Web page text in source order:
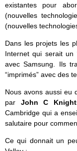
existantes pour
(nouvelles
(nouvelles
Dans les projets les
Internet qui serait un
avec Samsung. Ils
“imprimés” avec des
Nous avons aussi eu
par John C
Cambridge qui a
salutaire pour
Ce qui donnait un